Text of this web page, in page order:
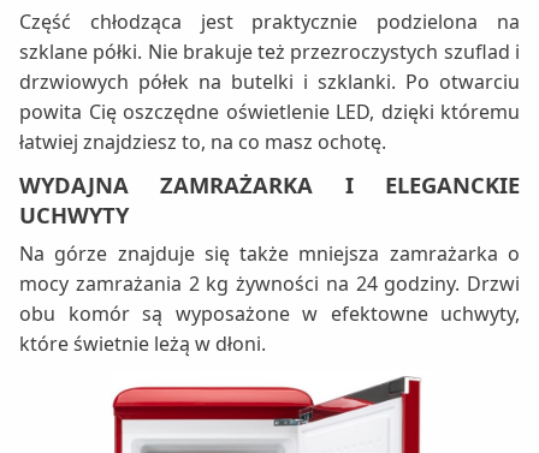
Część chłodząca jest praktycznie podzielona na
szklane półki. Nie brakuje też przezroczystych szuflad i
drzwiowych półek na butelki i szklanki. Po otwarciu
powita Cię oszczędne oświetlenie LED, dzięki któremu
łatwiej znajdziesz to, na co masz ochotę.
WYDAJNA ZAMRAŻARKA I ELEGANCKIE
UCHWYTY
Na górze znajduje się także mniejsza zamrażarka o
mocy zamrażania 2 kg żywności na 24 godziny. Drzwi
obu komór są wyposażone w efektowne uchwyty,
które świetnie leżą w dłoni.